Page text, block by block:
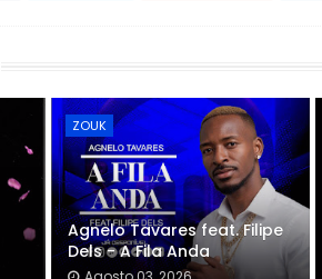
ZOUK
Agnelo Tavares feat. Filipe
Dels - A Fila Anda